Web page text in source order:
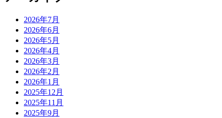
2026年7月
2026年6月
2026年5月
2026年4月
2026年3月
2026年2月
2026年1月
2025年12月
2025年11月
2025年9月